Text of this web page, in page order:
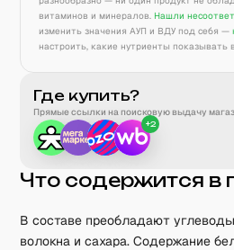
витаминов и минералов. Нашли
изменить значения АУП и ВДУ под себя —
настроить, какие нутриенты показывать
Где купить?
Прямые ссылки на поисковую выдачу
+2
Что содержится в
В составе преобладают
волокна и сахара. Содержание